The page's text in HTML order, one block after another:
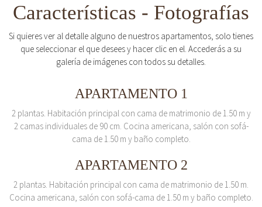
Características - Fotografías
Si quieres ver al detalle alguno de nuestros apartamentos, solo tienes
que seleccionar el que desees y hacer clic en el. Accederás a su
galería de imágenes con todos su detalles.
APARTAMENTO 1
2 plantas. Habitación principal con cama de matrimonio de 1.50 m y
2 camas individuales de 90 cm. Cocina americana, salón con sofá-
cama de 1.50 m y baño completo.
APARTAMENTO 2
2 plantas. Habitación principal con cama de matrimonio de 1.50 m.
Cocina americana, salón con sofá-cama de 1.50 m y baño completo.